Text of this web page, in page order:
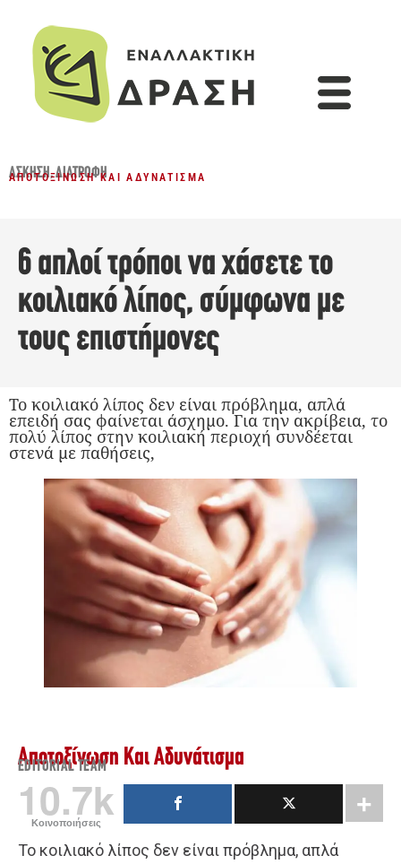
ΆΣΚΗΣΗ,ΔΙΑΤΡΟΦΉ
ΑΠΟΤΟΞΊΝΩΣΗ ΚΑΙ ΑΔΥΝΆΤΙΣΜΑ
6 απλοί τρόποι να χάσετε το
κοιλιακό λίπος, σύμφωνα με
τους επιστήμονες
Το κοιλιακό λίπος δεν είναι πρόβλημα, απλά
επειδή σας φαίνεται άσχημο. Για την ακρίβεια, το
πολύ λίπος στην κοιλιακή περιοχή συνδέεται
στενά με παθήσεις,
Αποτοξίνωση Και Αδυνάτισμα
EDITORIAL TEAM
10.7k
Κοινοποιήσεις
Το κοιλιακό λίπος δεν είναι πρόβλημα, απλά